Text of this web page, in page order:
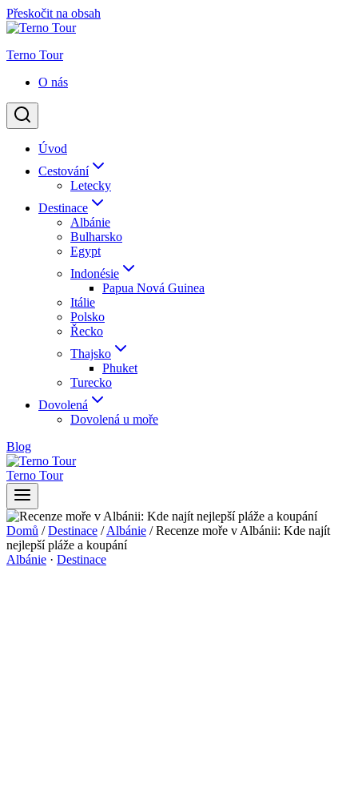
Přeskočit na obsah
Terno Tour
O nás
Úvod
Cestování
Letecky
Destinace
Albánie
Bulharsko
Egypt
Indonésie
Papua Nová Guinea
Itálie
Polsko
Řecko
Thajsko
Phuket
Turecko
Dovolená
Dovolená u moře
Blog
Terno Tour
Domů / Destinace / Albánie / Recenze moře v Albánii: Kde najít
nejlepší pláže a koupání
Albánie · Destinace